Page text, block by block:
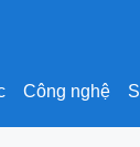
Công nghệ